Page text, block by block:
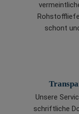
schont
Unsere
schriftliche